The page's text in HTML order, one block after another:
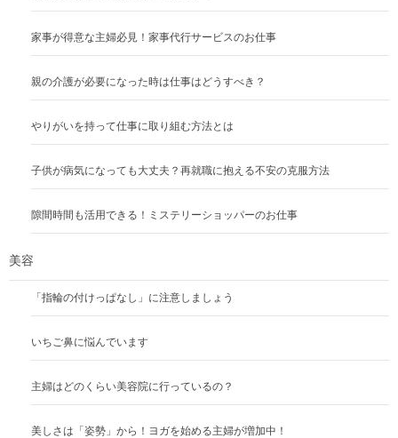
家事が得意な主婦必見！家事代行サービスのお仕事
親の介護が必要になった時は仕事はどうすべき？
やりがいを持って仕事に取り組む方法とは
子供が病気になっても大丈夫？再就職に抱える不安の克服方法
隙間時間も活用できる！ミステリーショッパーのお仕事
美容
「指輪の付けっぱなし」に注意しましょう
いちご鼻に悩んでいます
主婦はどのくらい美容院に行っているの？
美しさは「姿勢」から！ヨガを始める主婦が増加中！